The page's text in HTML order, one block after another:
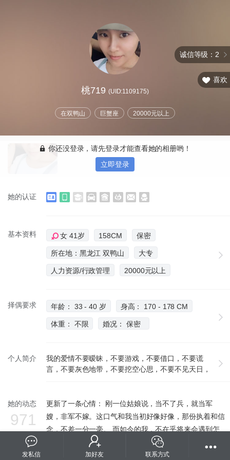
诚信等级：2
桃719 (UID:1109175)
在双鸭山 巨蟹座 20000元以上
喜欢
你还没登录，请先登录才能查看她的相册哟！
立即登录
她的认证
基本资料 女 41岁 158CM 保密
所在地：黑龙江 双鸭山 大专
人力资源/行政管理 20000元以上
择偶要求 年龄： 33 - 40 岁 身高： 170 - 178 CM
体重： 不限 婚况： 保密
个人简介
我的爱情不要暧昧，不要游戏，不要借口，不要谎
言，不要灰色地带，不要挖空心思，不要不见天日，
她的动态
971
更新了一条心情： 刚一位姑娘说，当不了兵，就当军
嫂，非军不嫁。这口气和我当初好像好像，那份执着和信
念，不差一分一毫。 而如今的我，不在乎将来会遇到怎
么样的人，也无所谓是否和某个熟知的人在一起，对于未
来陪我走完后半生的那个人的所有瞎想都变得顺其自然
发私信 加好友 联系方式